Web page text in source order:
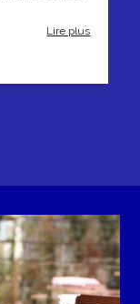
Lire plus